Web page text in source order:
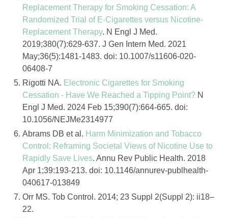
Replacement Therapy for Smoking Cessation: A
Randomized Trial of E-Cigarettes versus Nicotine-
Replacement Therapy. N Engl J Med.
2019;380(7):629-637. J Gen Intern Med. 2021
May;36(5):1481-1483. doi: 10.1007/s11606-020-
06408-7
Rigotti NA. Electronic Cigarettes for Smoking
Cessation - Have We Reached a Tipping Point? N
Engl J Med. 2024 Feb 15;390(7):664-665. doi:
10.1056/NEJMe2314977
Abrams DB et al. Harm Minimization and Tobacco
Control: Reframing Societal Views of Nicotine Use to
Rapidly Save Lives. Annu Rev Public Health. 2018
Apr 1;39:193-213. doi: 10.1146/annurev-publhealth-
040617-013849
Orr MS. Tob Control. 2014; 23 Suppl 2(Suppl 2): ii18–
22.